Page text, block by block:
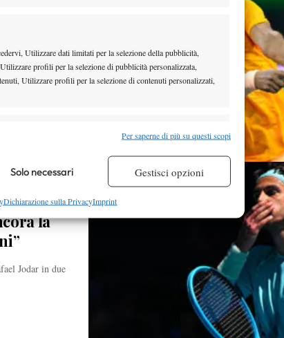
Utilizzare dati limitati per la selezione della pubblicità,
profili per la selezione di pubblicità personalizzata,
Utilizzare profili per la selezione di contenuti personalizzati,
trasmesse automaticamente.
frodi, correggere errori,
Salvare e comunicare le
Sempre attivo
Per saperne di più su questi scopi
Solo necessari Gestisci opzioni
Dichiarazione sulla PrivacyImprint
dal '1000'
la
Jodar in due